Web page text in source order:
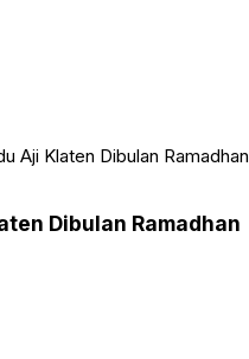
Aji Klaten Dibulan Ramadhan
Dibulan Ramadhan